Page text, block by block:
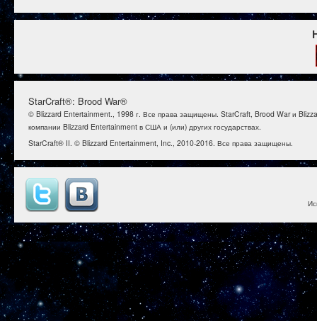
StarCraft®: Brood War®
© Blizzard Entertainment., 1998 г. Все права защищены. StarCraft, Brood War и
компании Blizzard Entertainment в США и (или) других государствах.
StarCraft® II. © Blizzard Entertainment, Inc., 2010-2016. Все права защищены.